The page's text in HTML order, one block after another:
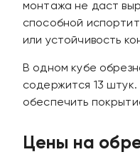
монтажа не даст
способной
или устойчивость
В одном кубе
содержится 13
обеспечить
Цены на